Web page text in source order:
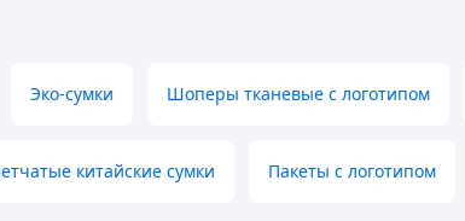
стоимость услуг, внедрили гибкую систему скидок от
объемов. Чем больше партия заказывается, тем
Эко-сумки Шоперы тканевые с логотипом
китайские сумки Пакеты с логотипом